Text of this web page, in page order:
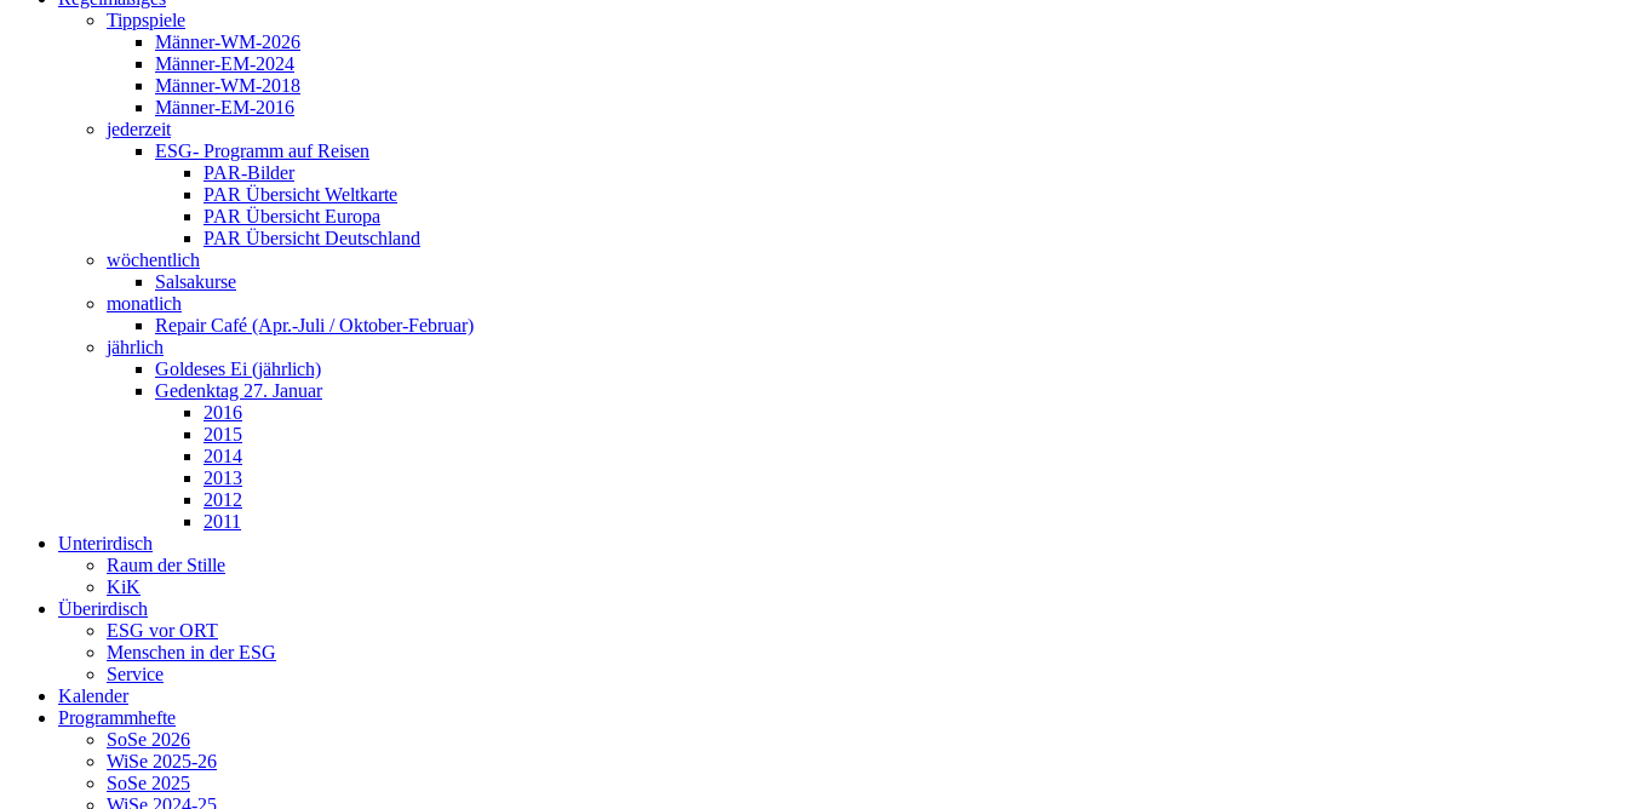
Tippspiele
Männer-WM-2026
Männer-EM-2024
Männer-WM-2018
Männer-EM-2016
jederzeit
ESG- Programm auf Reisen
PAR-Bilder
PAR Übersicht Weltkarte
PAR Übersicht Europa
PAR Übersicht Deutschland
wöchentlich
Salsakurse
monatlich
Repair Café (Apr.-Juli / Oktober-Februar)
jährlich
Goldeses Ei (jährlich)
Gedenktag 27. Januar
2016
2015
2014
2013
2012
2011
Unterirdisch
Raum der Stille
KiK
Überirdisch
ESG vor ORT
Menschen in der ESG
Service
Kalender
Programmhefte
SoSe 2026
WiSe 2025-26
SoSe 2025
WiSe 2024-25